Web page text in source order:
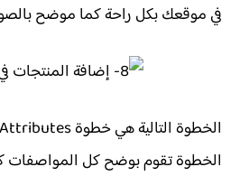
في موقعك بكل راحة كما موضح
الخطوة تقوم بوضح كل